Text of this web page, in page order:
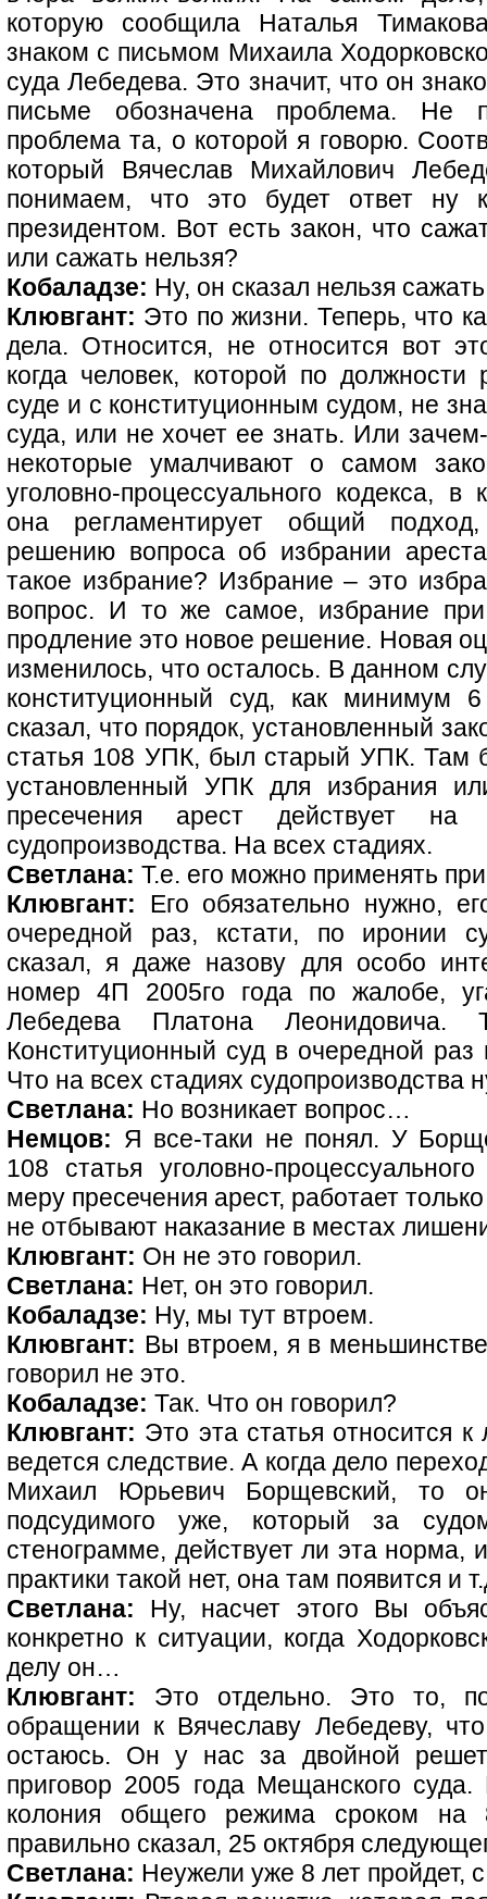
которую сообщила Наталья
знаком с письмом Михаила
суда Лебедева. Это значит, что он
письме обозначена проблема. Не
проблема та, о которой я говорю.
который Вячеслав Михайлович
понимаем, что это будет ответ ну
президентом. Вот есть закон, что
или сажать нельзя?
Кобаладзе: Ну, он сказал нельзя
Клювгант: Это по жизни. Теперь, что
дела. Относится, не относится вот
когда человек, которой по должности
суде и с конституционным судом, не
суда, или не хочет ее знать. Или
некоторые умалчивают о самом
уголовно-процессуального кодекса,
она регламентирует общий
решению вопроса об избрании
такое избрание? Избрание – это
вопрос. И то же самое, избрание
продление это новое решение. Новая
изменилось, что осталось. В данном
конституционный суд, как минимум
сказал, что порядок, установленный
статья 108 УПК, был старый УПК. Там
установленный УПК для избрания
пресечения арест действует на
судопроизводства. На всех стадиях.
Светлана: Т.е. его можно применять
Клювгант: Его обязательно нужно,
очередной раз, кстати, по иронии
сказал, я даже назову для особо
номер 4П 2005го года по жалобе,
Лебедева Платона Леонидовича.
Конституционный суд в очередной
Что на всех стадиях судопроизводства
Светлана: Но возникает вопрос…
Немцов: Я все-таки не понял. У
108 статья уголовно-
меру пресечения арест, работает
не отбывают наказание в местах
Клювгант: Он не это говорил.
Светлана: Нет, он это говорил.
Кобаладзе: Ну, мы тут втроем.
Клювгант: Вы втроем, я в
говорил не это.
Кобаладзе: Так. Что он говорил?
Клювгант: Это эта статья относится
ведется следствие. А когда дело
Михаил Юрьевич Борщевский, то
подсудимого уже, который за
стенограмме, действует ли эта норма,
практики такой нет, она там появится и
Светлана: Ну, насчет этого Вы
конкретно к ситуации, когда
делу он…
Клювгант: Это отдельно. Это то,
обращении к Вячеславу Лебедеву,
остаюсь. Он у нас за двойной
приговор 2005 года Мещанского
колония общего режима сроком на
правильно сказал, 25 октября
Светлана: Неужели уже 8 лет пройдет,